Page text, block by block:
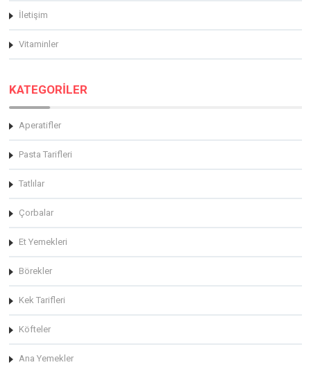
İletişim
Vitaminler
KATEGORİLER
Aperatifler
Pasta Tarifleri
Tatlılar
Çorbalar
Et Yemekleri
Börekler
Kek Tarifleri
Köfteler
Ana Yemekler